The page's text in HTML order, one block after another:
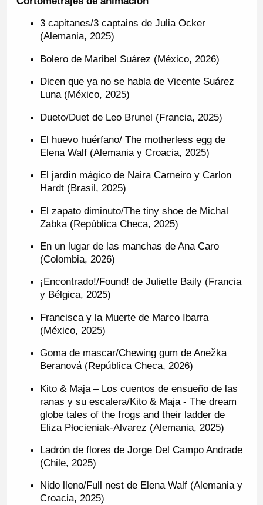
3 capitanes/3 captains de Julia Ocker
(Alemania, 2025)
Bolero de Maribel Suárez (México, 2026)
Dicen que ya no se habla de Vicente Suárez
Luna (México, 2025)
Dueto/Duet de Leo Brunel (Francia, 2025)
El huevo huérfano/ The motherless egg de
Elena Walf (Alemania y Croacia, 2025)
El jardín mágico de Naira Carneiro y Carlon
Hardt (Brasil, 2025)
El zapato diminuto/The tiny shoe de Michal
Zabka (República Checa, 2025)
En un lugar de las manchas de Ana Caro
(Colombia, 2026)
¡Encontrado!/Found! de Juliette Baily (Francia
y Bélgica, 2025)
Francisca y la Muerte de Marco Ibarra
(México, 2025)
Goma de mascar/Chewing gum de Anežka
Beranová (República Checa, 2026)
Kito & Maja – Los cuentos de ensueño de las
ranas y su escalera/Kito & Maja - The dream
globe tales of the frogs and their ladder de
Eliza Płocieniak-Alvarez (Alemania, 2025)
Ladrón de flores de Jorge Del Campo Andrade
(Chile, 2025)
Nido lleno/Full nest de Elena Walf (Alemania y
Croacia, 2025)